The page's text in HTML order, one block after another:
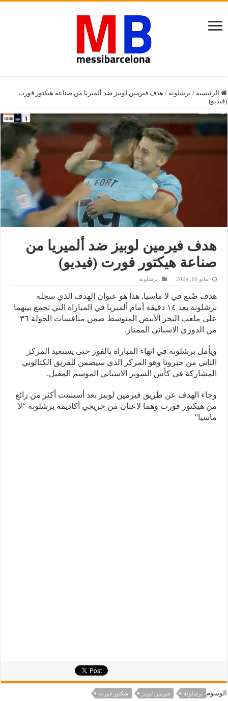
الرئيسية / برشلونة / هدف فيرمين لوبيز ضد ألميريا من صناعة هيكتور فورت
(فيديو)
هدف فيرمين لوبيز ضد ألميريا من
صناعة هيكتور فورت (فيديو)
مايو 16, 2024 برشلونة
هدف صُنع في لا ماسيا. هذا هو عنوان الهدف الذي سجله
برشلونة بعد ١٤ دقيقة أمام ألميريا في المباراة التي تجمع بينهما
على ملعب البحر الأبيض المتوسط ضمن منافسات الجولة ٣٦
من الدوري الاسباني الممتاز.
ويأمل برشلونة في انهاء المباراة بالفوز حتى يستعيد المركز
الثاني من جيرونا وهو المركز الذي سيضمن للفريق الكتالوني
المشاركة في كأس السوبر الاسباني الموسم المقبل.
وجاء الهدف عن طريق فيرمين لوبيز بعد أسيست أكثر من رائع
من هيكتور فورت وهما لاعبان من خريجي أكاديمة برشلونة “لا
ماسيا”
الوسوم برشلونة فيرمين لوبيز هيكتور فورت